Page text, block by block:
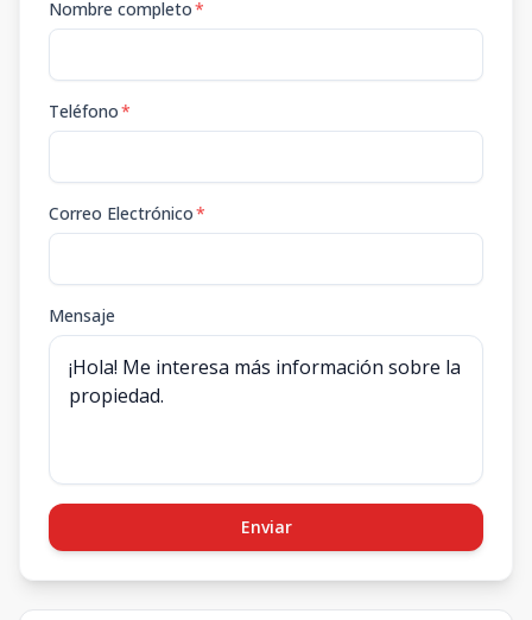
Nombre completo*
Teléfono*
Correo Electrónico*
Mensaje
Enviar